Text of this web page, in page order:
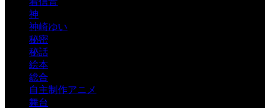
神
神崎ゆい
秘密
秘話
絵本
総合
自主制作アニメ
舞台